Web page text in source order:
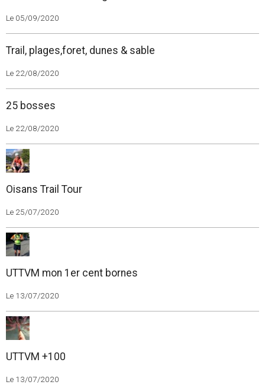
Le 05/09/2020
Trail, plages,foret, dunes & sable
Le 22/08/2020
25 bosses
Le 22/08/2020
Oisans Trail Tour
Le 25/07/2020
UTTVM mon 1er cent bornes
Le 13/07/2020
UTTVM +100
Le 13/07/2020